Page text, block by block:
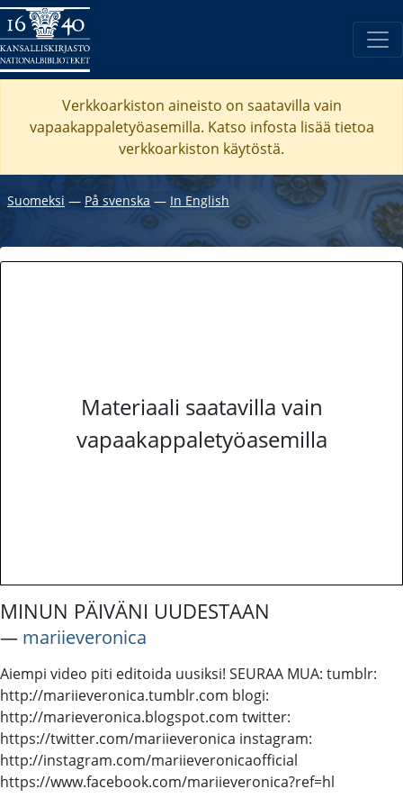
Verkkoarkiston aineisto on saatavilla vain
vapaakappaletyöasemilla. Katso infosta lisää tietoa
verkkoarkiston käytöstä.
Suomeksi ― På svenska ― In English
Materiaali saatavilla vain
vapaakappaletyöasemilla
MINUN PÄIVÄNI UUDESTAAN
― mariieveronica
Aiempi video piti editoida uusiksi! SEURAA MUA: tumblr:
http://mariieveronica.tumblr.com blogi:
http://marieveronica.blogspot.com twitter:
https://twitter.com/mariieveronica instagram:
http://instagram.com/mariieveronicaofficial
https://www.facebook.com/mariieveronica?ref=hl